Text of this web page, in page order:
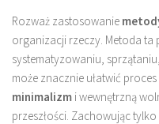
Rozważ zastosowanie
organizacji rzeczy. Metoda ta
systematyzowaniu,
może znacznie ułatwić
minimalizm i wewnętrzną
przeszłości. Zachowując